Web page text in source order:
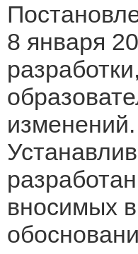
8 января
изменений.
вносимых